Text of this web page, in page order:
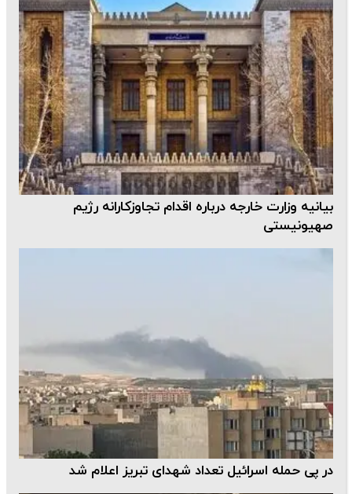
بیانیه وزارت خارجه درباره اقدام تجاوزکارانه رژیم
صهیونیستی
در پی حمله اسرائیل تعداد شهدای تبریز اعلام شد